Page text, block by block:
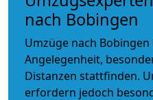
nach Bobingen
Umzüge nach
Angelegenheit,
Distanzen stattfinden.
erfordern jedoch